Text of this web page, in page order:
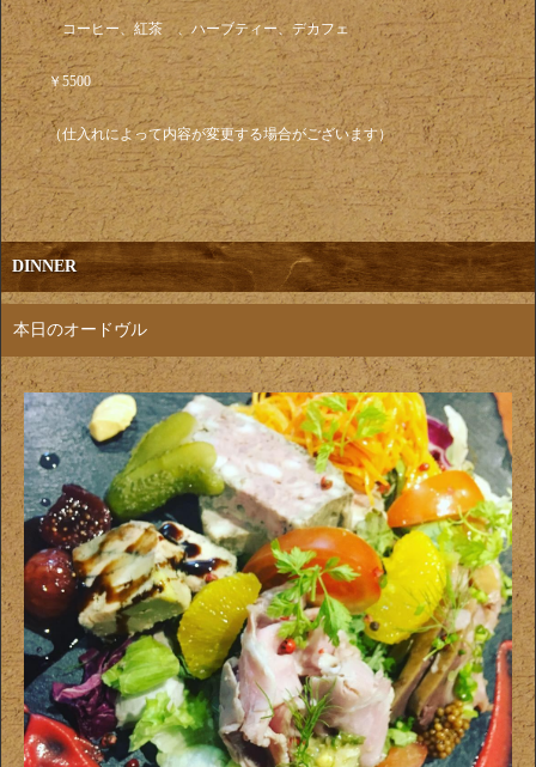
コーヒー、紅茶 、ハーブティー、デカフェ
￥5500
（仕入れによって内容が変更する場合がございます）
DINNER
本日のオードヴル